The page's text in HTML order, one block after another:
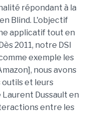
répondant à la
Blind. L'objectif
applicatif tout en
2011, notre DSI
exemple les
nous avons
et leurs
Laurent Dussault en
entre les